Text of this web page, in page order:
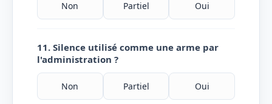
Non Partiel Oui
11. Silence utilisé comme une arme par
l'administration ?
Non Partiel Oui